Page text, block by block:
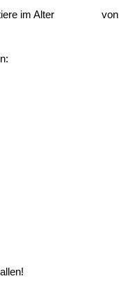
Jungtiere im Alter von